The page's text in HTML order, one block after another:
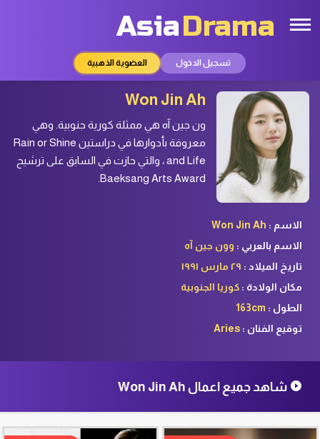
AsiaDrama
تسجيل الدخول العضوية الذهبية
Won Jin Ah
ون جين آه هي ممثلة كورية جنوبية. وهي
معروفة بأدوارها في دراستين Rain or Shine
and Life ، والتي حازت في السابق على ترشيح
Baeksang Arts Award.
الاسم : Won Jin Ah
الاسم بالعربي : وون جين آه
تاريخ الميلاد : ٢٩ مارس ١٩٩١
مكان الولادة : كوريا الجنوبية
الطول : 163cm
توقيع الفنان : Aries
شاهد جميع اعمال Won Jin Ah